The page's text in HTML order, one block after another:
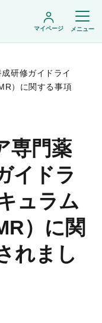
マイページ メニュー
研修ガイドライ
）に関する事項
専門薬
イドラ
ュラム
）に関
れまし